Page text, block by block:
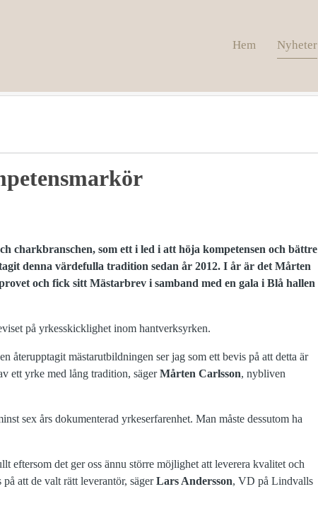
Hem Nyheter
charkbranschen, som ett i led i att höja kompetensen och bättre
denna värdefulla tradition sedan år 2012. I år är det Mårten
och fick sitt Mästarbrev i samband med en gala i Blå hallen
på yrkesskicklighet inom hantverksyrken.
återupptagit mästarutbildningen ser jag som ett bevis på att detta är
ett yrke med lång tradition, sägerMårten Carlsson, nybliven
sex års dokumenterad yrkeserfarenhet. Man måste dessutom ha
eftersom det ger oss ännu större möjlighet att leverera kvalitet och
att de valt rätt leverantör, sägerLars Andersson, VD på Lindvalls